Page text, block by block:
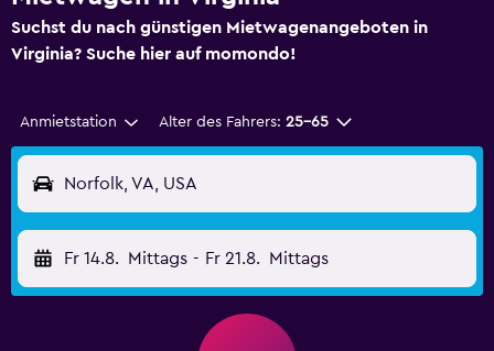
Suchst du nach günstigen Mietwagenangeboten in
Virginia? Suche hier auf momondo!
Anmietstation Alter des Fahrers: 25-65
Norfolk, VA, USA
Fr 14.8. Mittags - Fr 21.8. Mittags